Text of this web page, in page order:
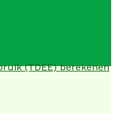
(TDEE) berekenen